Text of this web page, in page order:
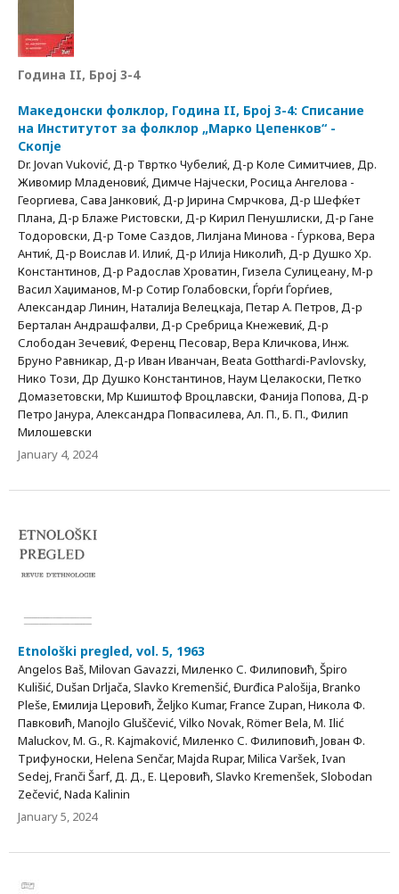
Година II, Број 3-4
Македонски фолклор, Година II, Број 3-4: Списание
на Институтот за фолклор „Марко Цепенков“ -
Скопје
Dr. Jovan Vuković, Д-р Твртко Чубелиќ, Д-р Коле Симитчиев, Др.
Живомир Младеновиќ, Димче Најчески, Росица Ангелова -
Георгиева, Сава Јанковиќ, Д-р Jиринa Смрчкова, Д-р Шефќет
Плана, Д-р Блаже Ристовски, Д-р Кирил Пенушлиски, Д-р Гане
Тодоровски, Д-р Томе Саздов, Лилјана Минова - Ѓуркова, Вера
Антиќ, Д-р Воислав И. Илиќ, Д-р Илија Николић, Д-р Душко Хр.
Константинов, Д-р Радослав Хроватин, Гизела Сулицеану, М-р
Васил Хаџиманов, М-р Coтир Голабовски, Ѓорѓи Ѓорѓиев,
Александар Линин, Наталија Велецкаја, Петар А. Петров, Д-р
Берталан Андрашфалви, Д-р Сребрица Кнежевиќ, Д-р
Слободан Зечевиќ, Ференц Песовар, Вера Кличкова, Инж.
Бруно Равникар, Д-р Иван Иванчан, Beata Gotthardi-Pavlovsky,
Нико Този, Др Душко Константинов, Наум Целакоски, Петко
Домазетовски, Мр Кшиштоф Вроцлавски, Фанија Попова, Д-р
Петро Јанура, Александра Попвасилева, Ал. П., Б. П., Филип
Милошевски
January 4, 2024
Etnološki pregled, vol. 5, 1963
Angelos Baš, Milovan Gavazzi, Миленко С. Филиповић, Špiro
Kulišić, Dušan Drljača, Slavko Kremenšić, Đurđica Palošija, Branko
Pleše, Емилија Церовић, Željko Kumar, France Zupan, Никола Ф.
Павковић, Manojlo Gluščević, Vilko Novak, Römer Bela, M. Ilić
Maluckov, M. G., R. Kajmaković, Миленко С. Филиповић, Јован Ф.
Трифуноски, Helena Senčar, Majda Rupar, Milica Varšek, Ivan
Sedej, Franči Šarf, Д. Д., Е. Церовић, Slavko Kremenšek, Slobodan
Zečević, Nada Kalinin
January 5, 2024